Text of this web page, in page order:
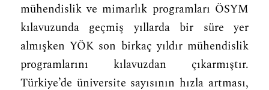
mühendislik ve mimarlık programları ÖSYM
kılavuzunda geçmiş yıllarda bir süre yer
almışken YÖK son birkaç yıldır mühendislik
programlarını kılavuzdan çıkarmıştır.
Türkiye’de üniversite sayısının hızla artması,